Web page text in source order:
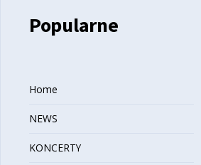
Popularne
Home
NEWS
KONCERTY